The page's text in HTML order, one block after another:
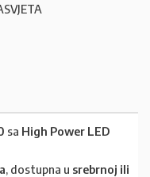
sa High Power LED
, dostupna u srebrnoj ili